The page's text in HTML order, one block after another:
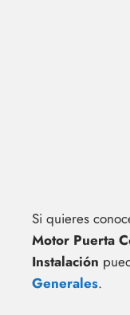
Si quieres
Motor Puerta
Instalación
Generales.